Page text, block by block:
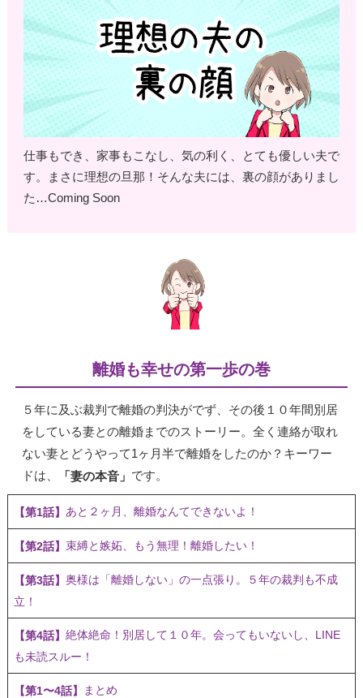
仕事もでき、家事もこなし、気の利く、とても優しい夫で
す。まさに理想の旦那！そんな夫には、裏の顔がありまし
た…Coming Soon
離婚も幸せの第一歩の巻
５年に及ぶ裁判で離婚の判決がでず、その後１０年間別居
をしている妻との離婚までのストーリー。全く連絡が取れ
ない妻とどうやって1ヶ月半で離婚をしたのか？キーワー
ドは、
「妻の本音」 です。
【第1話】あと２ヶ月、離婚なんてできないよ！
【第2話】 束縛と嫉妬、もう無理！離婚したい！
【第3話】奥様は「離婚しない」の一点張り。５年の裁判も不成
立！
【第4話】絶体絶命！別居して１０年。会ってもいないし、LINE
も未読スルー！
【第1〜4話】 まとめ